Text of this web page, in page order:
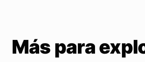
Más para